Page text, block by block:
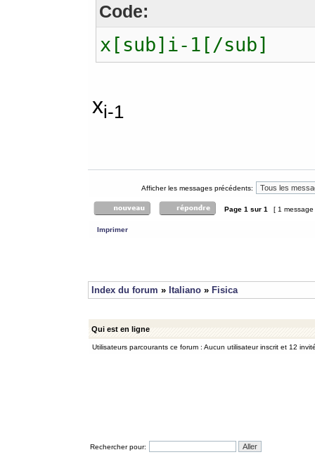
Code:
x[sub]i-1[/sub]
xi-1
Afficher les messages précédents:
Page 1 sur 1 [ 1
Imprimer
Index du forum » Italiano » Fisica
Qui est en ligne
Utilisateurs parcourants ce forum : Aucun utilisateur inscrit et 12
Rechercher pour: